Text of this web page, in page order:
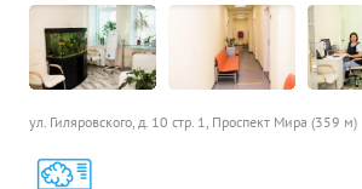
ул. Гиляровского, д. 10 стр. 1, Проспект Мира (359 м)